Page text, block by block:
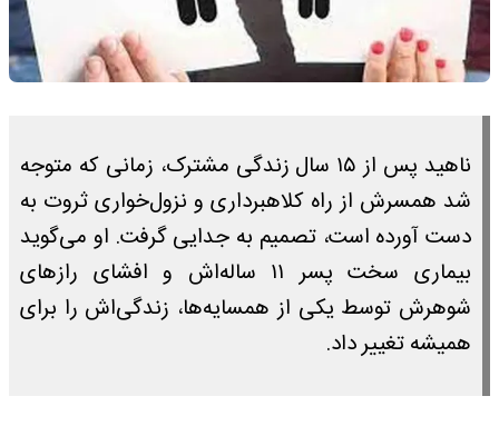
ناهید پس از ۱۵ سال زندگی مشترک، زمانی که متوجه
شد همسرش از راه کلاهبرداری و نزول‌خواری ثروت به
دست آورده است، تصمیم به جدایی گرفت. او می‌گوید
بیماری سخت پسر ۱۱ ساله‌اش و افشای رازهای
شوهرش توسط یکی از همسایه‌ها، زندگی‌اش را برای
همیشه تغییر داد.